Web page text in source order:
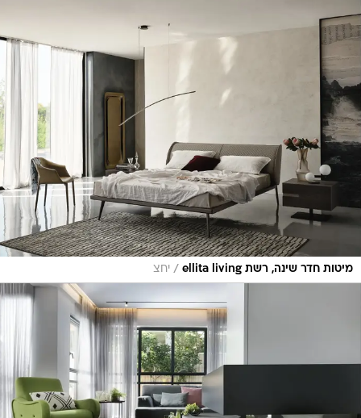
מיטות חדר שינה, רשת ellita living / יחצ